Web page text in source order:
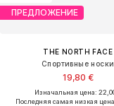
ПРЕДЛОЖЕНИЕ
THE NORTH FACE
Спортивные носки
19,80 €
Изначальная цена:
Последняя самая низкая